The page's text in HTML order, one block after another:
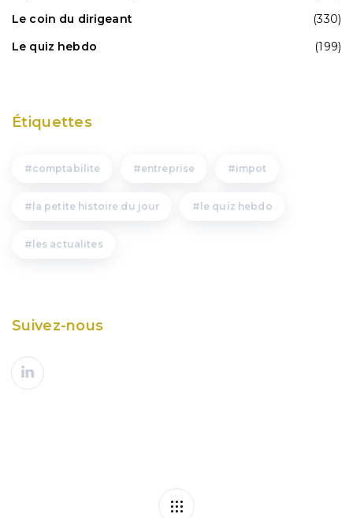
Le coin du dirigeant
(330)
Le quiz hebdo
(199)
Étiquettes
comptabilite entreprise impot
la petite histoire du jour le quiz hebdo
les actualites
Suivez-nous